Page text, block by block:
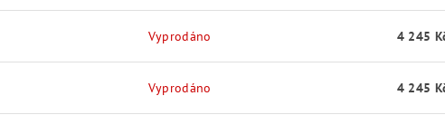
Vyprodáno 4 245
Vyprodáno 4 245